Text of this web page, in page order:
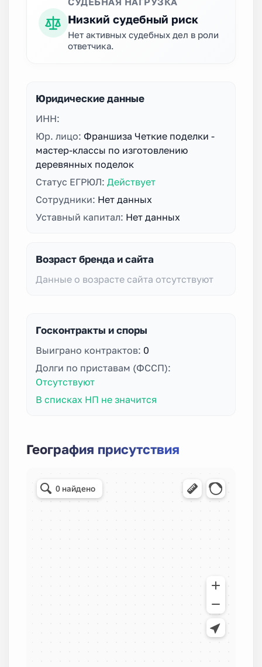
Низкий судебный риск
Нет активных судебных дел в роли
ответчика.
Юридические данные
ИНН:
Юр. лицо: Франшиза Четкие поделки -
мастер-классы по изготовлению
деревянных поделок
Статус ЕГРЮЛ: Действует
Сотрудники: Нет данных
Уставный капитал: Нет данных
Возраст бренда и сайта
Данные о возрасте сайта отсутствуют
Госконтракты и споры
Выиграно контрактов: 0
Долги по приставам (ФССП):
Отсутствуют
В списках НП не значится
География присутствия